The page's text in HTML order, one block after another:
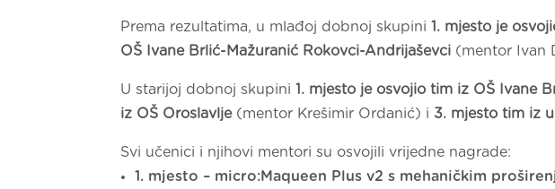
Prema rezultatima, u mlađoj dobnoj skupini1. mjesto je
OŠ Ivane Brlić-Mažuranić Rokovci-Andrijaševci (mentor Ivan
U starijoj dobnoj skupini1. mjesto je osvojio tim iz OŠ Ivane
iz OŠ Oroslavlje(mentor Krešimir Ordanić) i 3. mjesto tim iz
Svi učenici i njihovi mentori su osvojili vrijedne nagrade:
1. mjesto – micro:Maqueen Plus v2 s mehaničkim